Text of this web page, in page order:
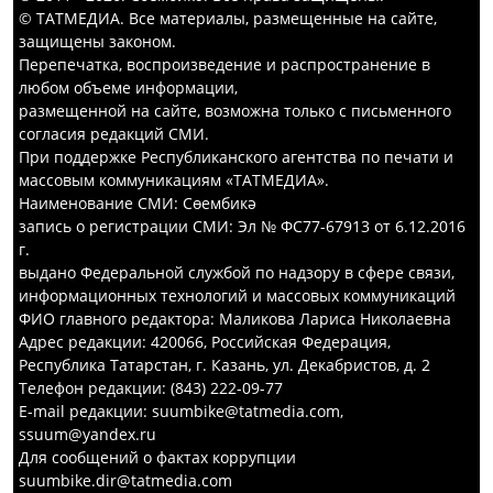
© ТАТМЕДИА. Все материалы, размещенные на сайте,
защищены законом.
Перепечатка, воспроизведение и распространение в
любом объеме информации,
размещенной на сайте, возможна только с письменного
согласия редакций СМИ.
При поддержке Республиканского агентства по печати и
массовым коммуникациям «ТАТМЕДИА».
Наименование СМИ: Сөембикә
запись о регистрации СМИ: Эл № ФС77-67913 от 6.12.2016
г.
выдано Федеральной службой по надзору в сфере связи,
информационных технологий и массовых коммуникаций
ФИО главного редактора: Маликова Лариса Николаевна
Адрес редакции: 420066, Российская Федерация,
Республика Татарстан, г. Казань, ул. Декабристов, д. 2
Телефон редакции: (843) 222-09-77
E-mail редакции: suumbike@tatmedia.com,
ssuum@yandex.ru
Для сообщений о фактах коррупции
suumbike.dir@tatmedia.com